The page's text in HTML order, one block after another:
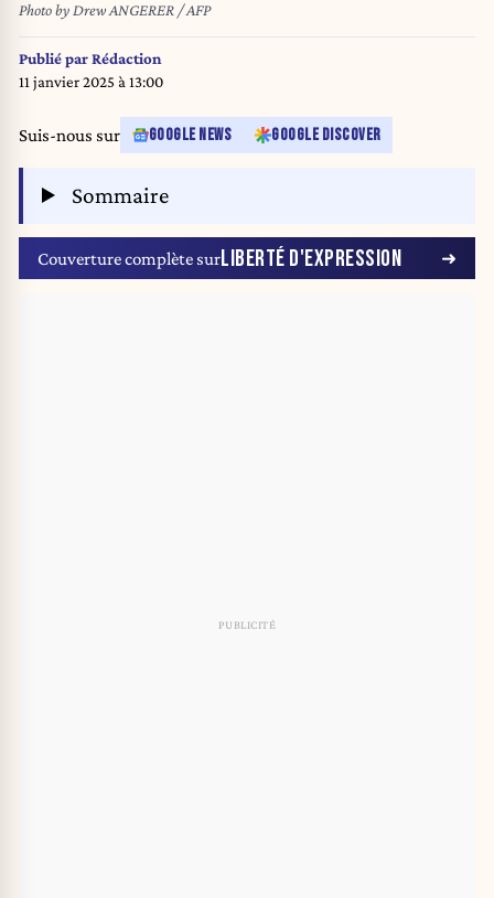
Photo by Drew ANGERER / AFP
Publié parRédaction
11 janvier 2025 à 13:00
Suis-nous sur GOOGLE NEWS GOOGLE DISCOVER
Sommaire
Couverture complète surLIBERTÉ D'EXPRESSION